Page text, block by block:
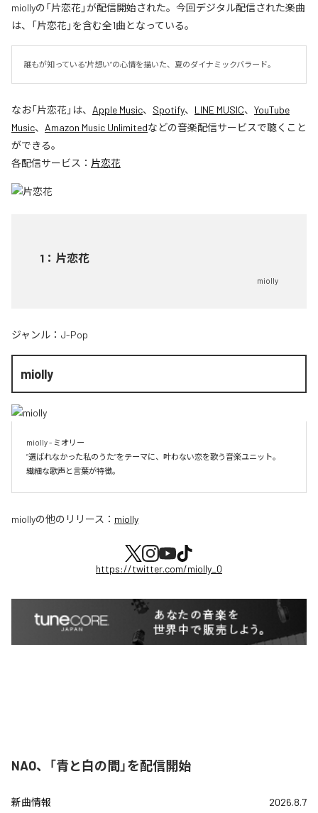
miollyの「片恋花」が配信開始された。今回デジタル配信された楽曲
は、「片恋花」を含む全1曲となっている。
誰もが知っている"片想い”の心情を描いた、夏のダイナミックバラード。
なお「片恋花」は、 Apple Music、 Spotify、 LINE MUSIC、 YouTube
Music、 Amazon Music Unlimitedなどの音楽配信サービスで聴くこと
ができる。
各配信サービス： 片恋花
1 ： 片恋花
miolly
ジャンル： J-Pop
miolly
miolly - ミオリー
”選ばれなかった私のうた”をテーマに、叶わない恋を歌う音楽ユニット。
miollyの他のリリース： miolly
https://twitter.com/miolly_0
NAO、「青と白の間」を配信開始
新曲情報 2026.8.7